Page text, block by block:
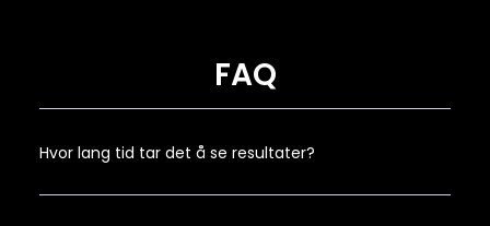
FAQ
Hvor lang tid tar det å se resultater?